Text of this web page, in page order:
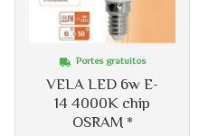
VELA LED 6w E-
14 4000K chip
OSRAM *
Portes gratuitos